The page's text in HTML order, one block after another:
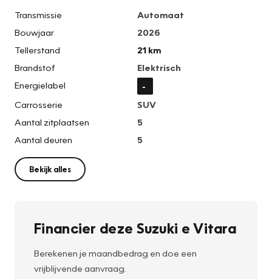
Transmissie
Automaat
Bouwjaar
2026
Tellerstand
21 km
Brandstof
Elektrisch
Energielabel
-
Carrosserie
SUV
Aantal zitplaatsen
5
Aantal deuren
5
Bekijk alles
Financier deze Suzuki e Vitara
Berekenen je maandbedrag en doe een
vrijblijvende aanvraag.